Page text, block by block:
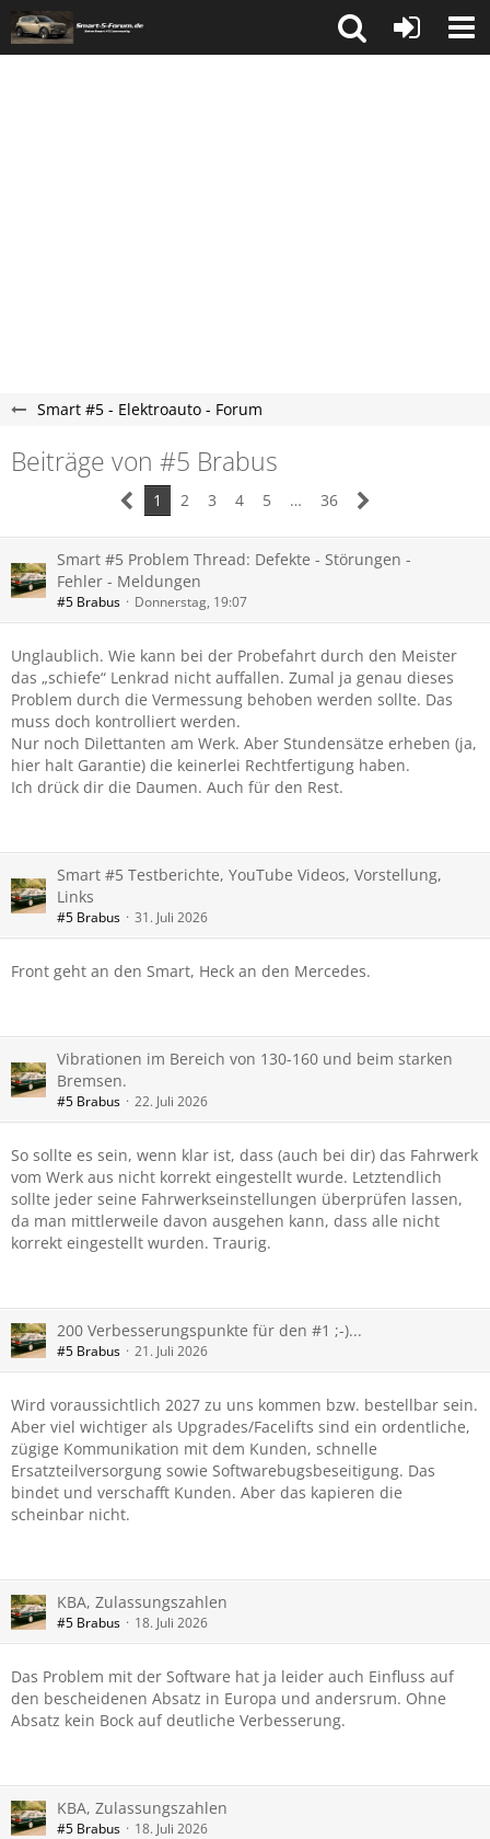
Smart #5 - Elektroauto - Forum
Beiträge von #5 Brabus
1 2 3 4 5 … 36
Smart #5 Problem Thread: Defekte - Störungen -
Fehler - Meldungen
#5 Brabus Donnerstag, 19:07
Unglaublich. Wie kann bei der Probefahrt durch den Meister
das „schiefe“ Lenkrad nicht auffallen. Zumal ja genau dieses
Problem durch die Vermessung behoben werden sollte. Das
muss doch kontrolliert werden.
Nur noch Dilettanten am Werk. Aber Stundensätze erheben (ja,
hier halt Garantie) die keinerlei Rechtfertigung haben.
Ich drück dir die Daumen. Auch für den Rest.
Smart #5 Testberichte, YouTube Videos, Vorstellung,
Links
#5 Brabus 31. Juli 2026
Front geht an den Smart, Heck an den Mercedes.
Vibrationen im Bereich von 130-160 und beim starken
Bremsen.
#5 Brabus 22. Juli 2026
So sollte es sein, wenn klar ist, dass (auch bei dir) das Fahrwerk
vom Werk aus nicht korrekt eingestellt wurde. Letztendlich
sollte jeder seine Fahrwerkseinstellungen überprüfen lassen,
da man mittlerweile davon ausgehen kann, dass alle nicht
korrekt eingestellt wurden. Traurig.
200 Verbesserungspunkte für den #1 ;-)...
#5 Brabus 21. Juli 2026
Wird voraussichtlich 2027 zu uns kommen bzw. bestellbar sein.
Aber viel wichtiger als Upgrades/Facelifts sind ein ordentliche,
zügige Kommunikation mit dem Kunden, schnelle
Ersatzteilversorgung sowie Softwarebugsbeseitigung. Das
bindet und verschafft Kunden. Aber das kapieren die
scheinbar nicht.
KBA, Zulassungszahlen
#5 Brabus 18. Juli 2026
Das Problem mit der Software hat ja leider auch Einfluss auf
den bescheidenen Absatz in Europa und andersrum. Ohne
Absatz kein Bock auf deutliche Verbesserung.
KBA, Zulassungszahlen
#5 Brabus 18. Juli 2026